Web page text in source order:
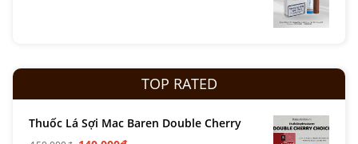
TOP RATED
Thuốc Lá Sợi Mac Baren Double Cherry